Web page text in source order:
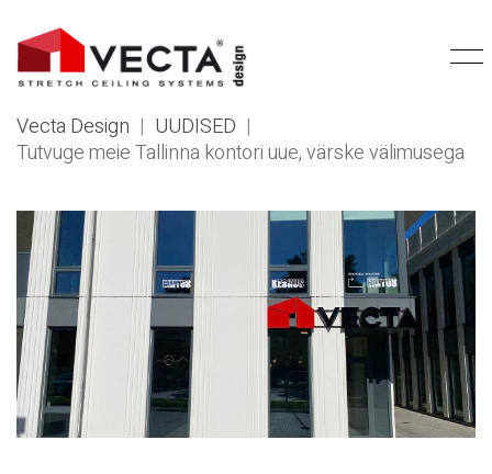
Vecta Design | UUDISED |
Tutvuge meie Tallinna kontori uue, värske välimusega